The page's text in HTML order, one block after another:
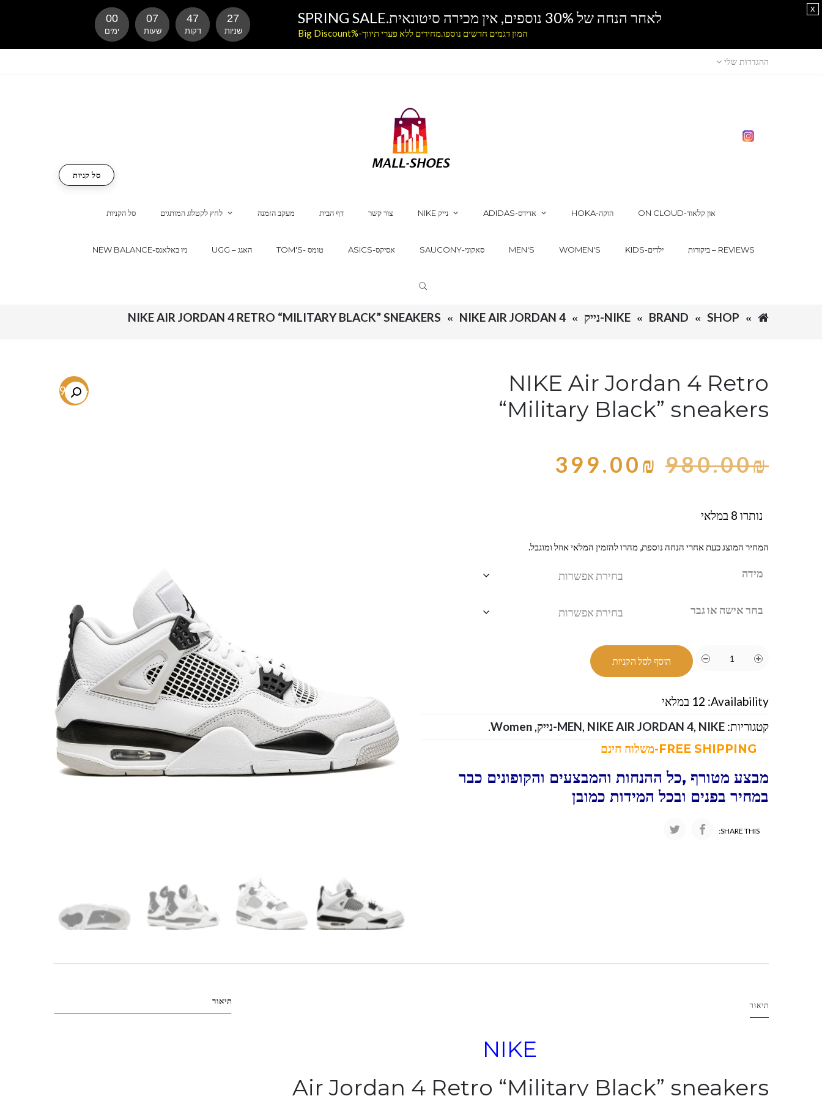
ההגדרות שלי
סל הקניות לחץ לקטלוג המותגים מעקב הזמנה דף הבית צור קשר NIKE נייק ADIDAS-אדידס HOKA-הוקה ON CLOUD-און קלאוד
NEW BALANCE-ניו באלאנס UGG – האגג TOM'S- טומס ASICS-אסיקס SAUCONY-סאקוני MEN'S WOMEN'S KIDS-ילדים ביקורות – REVIEWS
סל קניות
SHOP
BRAND NIKE-נייק NIKE AIR JORDAN 4
NIKE AIR JORDAN 4 RETRO “MILITARY BLACK” SNEAKERS
-59.3%
NIKE Air Jordan 4 Retro
“Military Black” sneakers
980.00₪
399.00₪
נותרו 8 במלאי
המחיר המוצג כעת אחרי הנחה נוספת, מהרו להזמין המלאי אוזל ומוגבל.
מידה
בחר אישה או גבר
הוסף לסל הקניות
Availability: 12 במלאי
קטגוריות:
MEN, NIKE AIR JORDAN 4, NIKE-נייק ,
Women
.
מבצע מטורף ,כל ההנחות והמבצעים והקופונים כבר
במחיר בפנים ובכל המידות כמובן
SHARE THIS:
תיאור תיאור
NIKE
Air Jordan 4 Retro “Military Black” sneakers
לאחר הנחה של 30% נוספים, אין מכירה סיטונאית.SPRING SALE
המון דגמים חדשים נוספו.מחירים ללא פערי תיווך-%Big Discount
00
ימים
07
שעות
47
דקות
26
שניות
x